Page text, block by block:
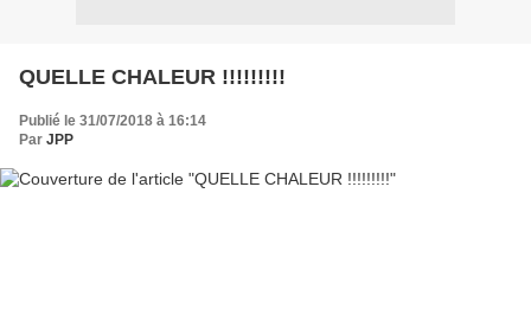
QUELLE CHALEUR !!!!!!!!!
Publié le 31/07/2018 à 16:14
Par JPP